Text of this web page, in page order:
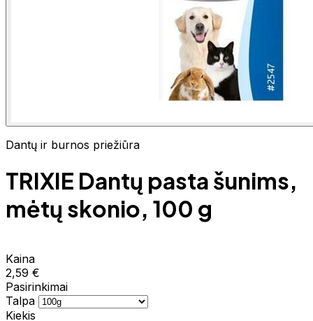
Dantų ir burnos priežiūra
TRIXIE Dantų pasta šunims,
mėtų skonio, 100 g
Kaina
2,59 €
Pasirinkimai
Talpa
Kiekis